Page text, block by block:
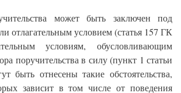
может быть заключен под
отлагательным условием (статья 157 ГК
условиям, обусловливающим
поручительства в силу (пункт 1 статьи
быть отнесены такие обстоятельства,
зависит в том числе от поведения